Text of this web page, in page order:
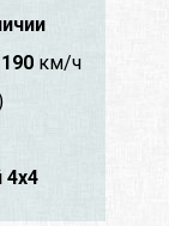
190 км/ч
4x4